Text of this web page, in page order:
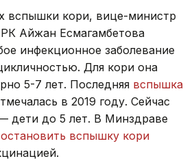
вспышки кори, вице-министр
Айжан Есмагамбетова
инфекционное заболевание
Для кори она
5-7 лет. Последняя вспышка
в 2019 году. Сейчас
дети до 5 лет. В Минздраве
остановить вспышку кори